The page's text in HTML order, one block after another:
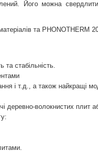
Його можна
та PHONOTHERM
та стабільність.
і т.д., а також найкращі
деревно-волокнистих плит